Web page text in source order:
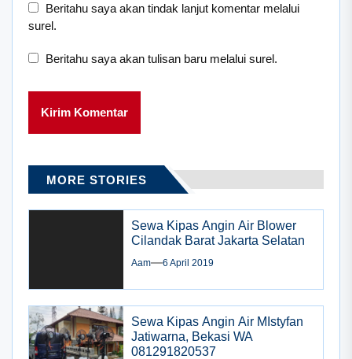
Beritahu saya akan tindak lanjut komentar melalui
surel.
Beritahu saya akan tulisan baru melalui surel.
MORE STORIES
Sewa Kipas Angin Air Blower
Cilandak Barat Jakarta Selatan
Aam 6 April 2019
Sewa Kipas Angin Air MIstyfan
Jatiwarna, Bekasi WA
081291820537